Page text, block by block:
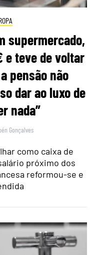
supermercado,
e teve de voltar
pensão não
dar ao luxo de
nada”
Gonçalves
como caixa de
próximo dos
reformou-se e